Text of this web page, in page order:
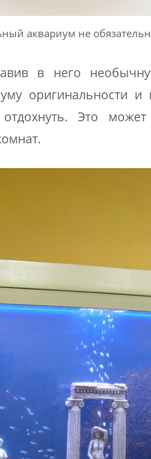
аквариум не
в него
оригинальности
отдохнуть. Это